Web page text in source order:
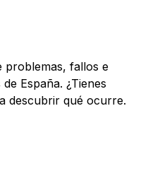
problemas, fallos e
España. ¿Tienes
descubrir qué ocurre.